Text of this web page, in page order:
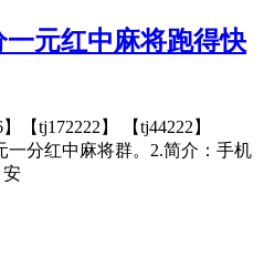
一元红中麻将跑得快
【tj172222】 【tj44222】
一分红中麻将群。2.简介：手机
安